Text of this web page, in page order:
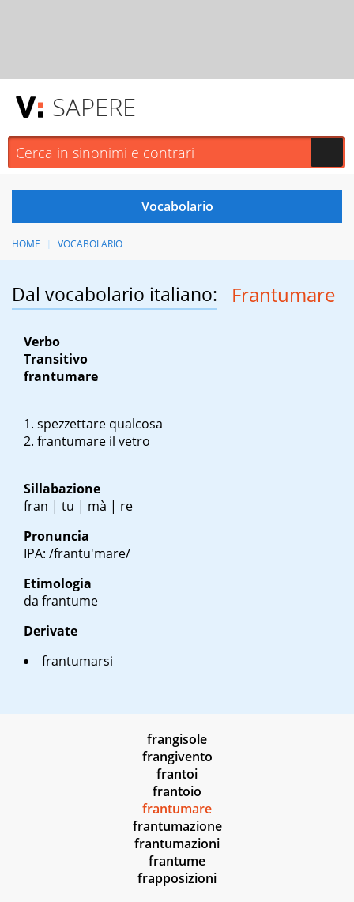
SAPERE
HOME VOCABOLARIO
Dal vocabolario italiano: Frantumare
Verbo
Transitivo
frantumare
spezzettare qualcosa
frantumare il vetro
Sillabazione
fran | tu | mà | re
Pronuncia
IPA: /frantu'mare/
Etimologia
da frantume
Derivate
frantumarsi
frangisole
frangivento
frantoi
frantoio
frantumare
frantumazione
frantumazioni
frantume
frapposizioni